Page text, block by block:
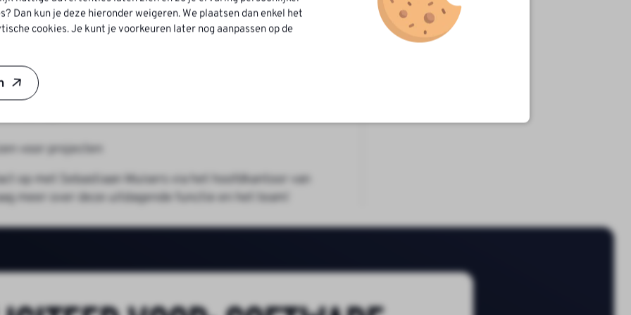
afhankelijk van ervaring en kennis
projecten
collega’s
voor projecten
op met Sebastiaan Muisers via het hoofdkantoor van
meer over deze uitdagende functie en het team!
Dan kun je deze hieronder weigeren. We plaatsen dan enkel het
cookies. Je kunt je voorkeuren later nog aanpassen op de